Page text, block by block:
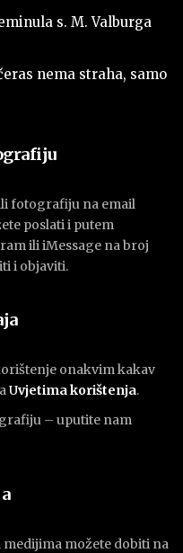
s. M. Valburga
nema straha, samo
fotografiju na email
poslati i putem
ili iMessage na broj
i objaviti.
onakvim kakav
Uvjetima korištenja.
– uputite nam
možete dobiti na